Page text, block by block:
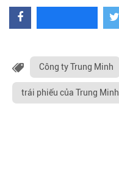
Công ty Trung Minh
trái phiếu của Trung Minh